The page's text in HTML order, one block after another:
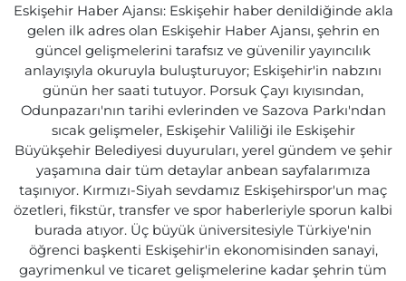
Eskişehir Haber Ajansı: Eskişehir haber denildiğinde akla
gelen ilk adres olan Eskişehir Haber Ajansı, şehrin en
güncel gelişmelerini tarafsız ve güvenilir yayıncılık
anlayışıyla okuruyla buluşturuyor; Eskişehir'in nabzını
günün her saati tutuyor. Porsuk Çayı kıyısından,
Odunpazarı'nın tarihi evlerinden ve Sazova Parkı'ndan
sıcak gelişmeler, Eskişehir Valiliği ile Eskişehir
Büyükşehir Belediyesi duyuruları, yerel gündem ve şehir
yaşamına dair tüm detaylar anbean sayfalarımıza
taşınıyor. Kırmızı-Siyah sevdamız Eskişehirspor'un maç
özetleri, fikstür, transfer ve spor haberleriyle sporun kalbi
burada atıyor. Üç büyük üniversitesiyle Türkiye'nin
öğrenci başkenti Eskişehir'in ekonomisinden sanayi,
gayrimenkul ve ticaret gelişmelerine kadar şehrin tüm